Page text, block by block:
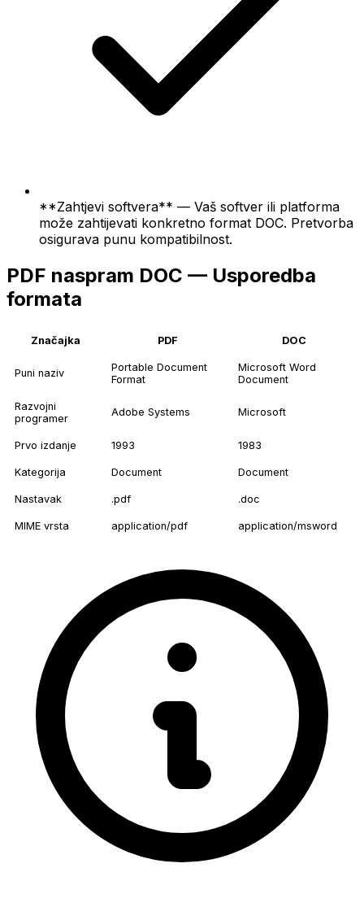
**Zahtjevi softvera** — Vaš softver ili platforma
može zahtijevati konkretno format DOC. Pretvorba
osigurava punu kompatibilnost.
PDF naspram DOC — Usporedba
formata
Značajka PDF DOC
Puni naziv
Portable Document
Format
Microsoft Word
Document
Razvojni
programer
Adobe Systems Microsoft
Prvo izdanje 1993 1983
Kategorija Document Document
Nastavak .pdf .doc
MIME vrsta application/pdf application/msword